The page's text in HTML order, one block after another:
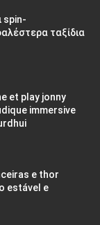
spin-
ταξίδια
et play jonny
immersive
e thor
estável e